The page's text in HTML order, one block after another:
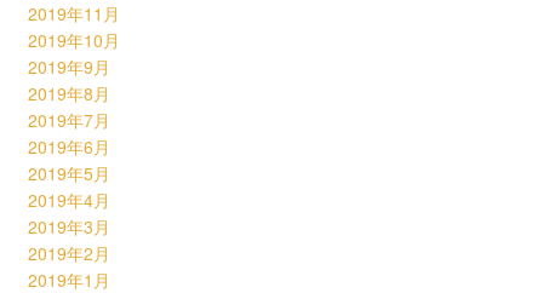
2019年11月
2019年10月
2019年9月
2019年8月
2019年7月
2019年6月
2019年5月
2019年4月
2019年3月
2019年2月
2019年1月